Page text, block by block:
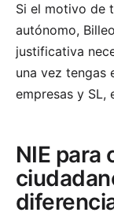
Si el motivo de
autónomo,
justificativa
una vez tengas
empresas y SL,
NIE para